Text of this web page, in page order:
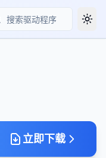
立即下载